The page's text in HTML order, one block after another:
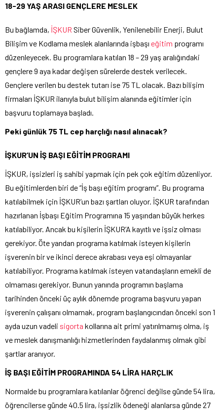
18-29 YAŞ ARASI GENÇLERE MESLEK
Bu bağlamda, İŞKUR Siber Güvenlik, Yenilenebilir Enerji, Bulut
Bilişim ve Kodlama meslek alanlarında işbaşı eğitim programı
düzenleyecek. Bu programlara katılan 18 – 29 yaş aralığındaki
gençlere 9 aya kadar değişen sürelerde destek verilecek.
Gençlere verilen bu destek tutarı ise 75 TL olacak. Bazı bilişim
firmaları İŞKUR ilanıyla bulut bilişim alanında eğitimler için
başvuru toplamaya başladı.
Peki günlük 75 TL cep harçlığı nasıl alınacak?
İŞKUR’UN İŞ BAŞI EĞİTİM PROGRAMI
İŞKUR, işsizleri iş sahibi yapmak için pek çok eğitim düzenliyor.
Bu eğitimlerden biri de “İş başı eğitim programı”. Bu programa
katılabilmek için İŞKUR’un bazı şartları oluyor. İŞKUR tarafından
hazırlanan İşbaşı Eğitim Programına 15 yaşından büyük herkes
katılabiliyor. Ancak bu kişilerin İŞKUR’A kayıtlı ve işsiz olması
gerekiyor. Öte yandan programa katılmak isteyen kişilerin
işverenin bir ve ikinci derece akrabası veya eşi olmayanlar
katılabiliyor. Programa katılmak isteyen vatandaşların emekli de
olmaması gerekiyor. Bunun yanında programın başlama
tarihinden önceki üç aylık dönemde programa başvuru yapan
işverenin çalışanı olmamak, program başlangıcından önceki son 1
ayda uzun vadeli sigorta kollarına ait primi yatırılmamış olma, iş
ve meslek danışmanlığı hizmetlerinden faydalanmış olmak gibi
şartlar aranıyor.
İŞ BAŞI EĞİTİM PROGRAMINDA 54 LİRA HARÇLIK
Normalde bu programlara katılanlar öğrenci değilse günde 54 lira,
öğrencilerse günde 40.5 lira, işsizlik ödeneği alanlarsa günde 27